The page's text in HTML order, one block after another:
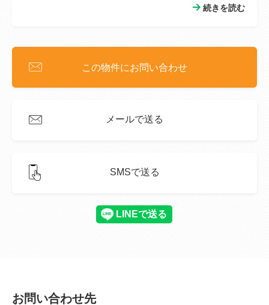
続きを読む
この物件にお問い合わせ
メールで送る
SMSで送る
お問い合わせ先